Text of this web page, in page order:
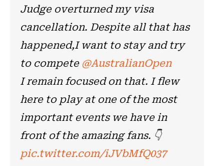
Judge overturned my visa
cancellation. Despite all that has
happened,I want to stay and try
to compete@AustralianOpen
I remain focused on that. I flew
here to play at one of the most
important events we have in
front of the amazing fans. 👇
pic.twitter.com/iJVbMfQ037